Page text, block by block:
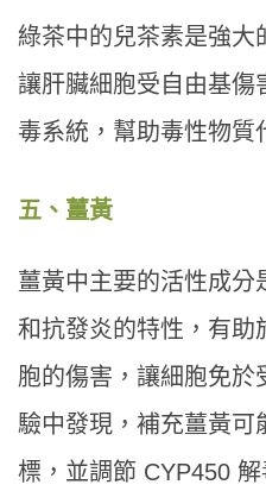
綠茶中的兒茶素是強大
讓肝臟細胞受自由基傷
毒系統，幫助毒性物質
五、薑黃
薑黃中主要的活性成分
和抗發炎的特性，有助
胞的傷害，讓細胞免於
驗中發現，補充薑黃可
標，並調節 CYP450 解